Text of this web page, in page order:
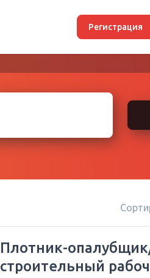
Регистрация
Плотник-
строительный